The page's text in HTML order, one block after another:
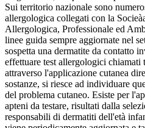
Sui territorio nazionale sono
allergologica collegati con la
Allergologica, Professionale ed
linee guida sempre aggiornate nel
sospetta una dermatite da contatto
effettuare test allergologici chiamati
attraverso l'applicazione cutanea
sostanze, si riesce ad individuare
del problema cutaneo. Esiste per
apteni da testare, risultati dalla
responsabili di dermatiti dell'età